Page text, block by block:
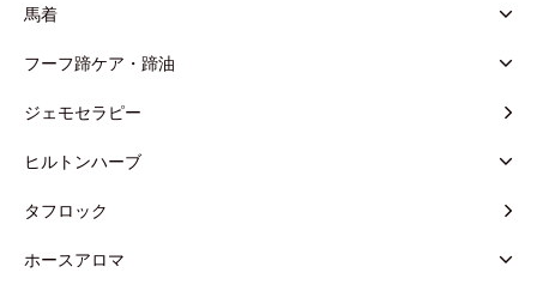
馬着
フーフ蹄ケア・蹄油
ジェモセラピー
ヒルトンハーブ
タフロック
ホースアロマ